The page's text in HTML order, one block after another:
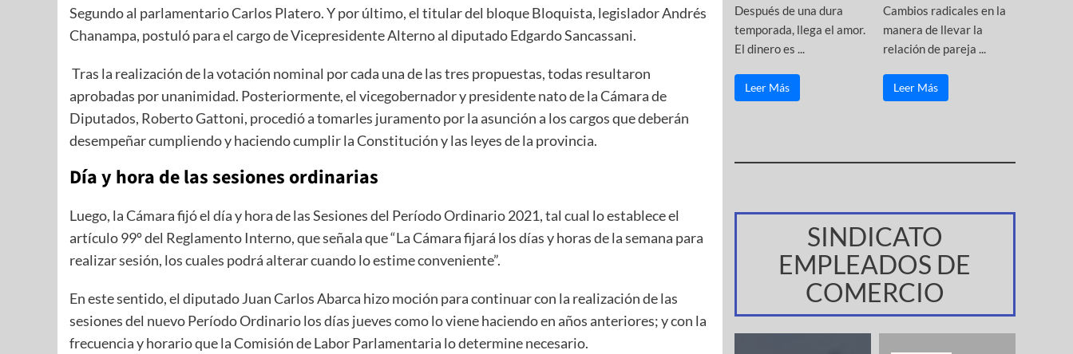
Segundo al parlamentario Carlos Platero. Y por último, el titular del bloque Bloquista, legislador Andrés
Chanampa, postuló para el cargo de Vicepresidente Alterno al diputado Edgardo Sancassani.
Tras la realización de la votación nominal por cada una de las tres propuestas, todas resultaron
aprobadas por unanimidad. Posteriormente, el vicegobernador y presidente nato de la Cámara de
Diputados, Roberto Gattoni, procedió a tomarles juramento por la asunción a los cargos que deberán
desempeñar cumpliendo y haciendo cumplir la Constitución y las leyes de la provincia.
Día y hora de las sesiones ordinarias
Luego, la Cámara fijó el día y hora de las Sesiones del Período Ordinario 2021, tal cual lo establece el
artículo 99º del Reglamento Interno, que señala que “La Cámara fijará los días y horas de la semana para
realizar sesión, los cuales podrá alterar cuando lo estime conveniente”.
En este sentido, el diputado Juan Carlos Abarca hizo moción para continuar con la realización de las
sesiones del nuevo Período Ordinario los días jueves como lo viene haciendo en años anteriores; y con la
frecuencia y horario que la Comisión de Labor Parlamentaria lo determine necesario.
Después de una dura
temporada, llega el amor.
El dinero es ...
Leer Más
Cambios radicales en la
manera de llevar la
relación de pareja ...
Leer Más
SINDICATO
EMPLEADOS DE
COMERCIO